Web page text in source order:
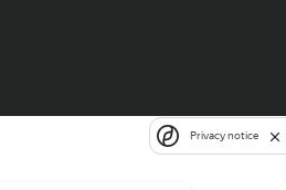
Privacy notice